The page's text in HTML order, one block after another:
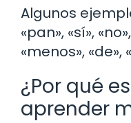
Algunos
«pan», «sí»,
«menos»,
¿Por qué
aprender